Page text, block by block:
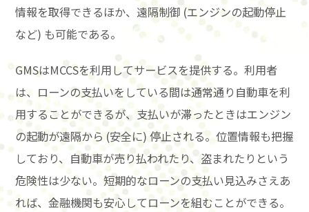
情報を取得できるほか、遠隔制御 (エンジンの起動停止
など) も可能である。
GMSはMCCSを利用してサービスを提供する。利用者
は、ローンの支払いをしている間は通常通り自動車を利
用することができるが、支払いが滞ったときはエンジン
の起動が遠隔から (安全に) 停止される。位置情報も把握
しており、自動車が売り払われたり、盗まれたりという
危険性は少ない。短期的なローンの支払い見込みさえあ
れば、金融機関も安心してローンを組むことができる。